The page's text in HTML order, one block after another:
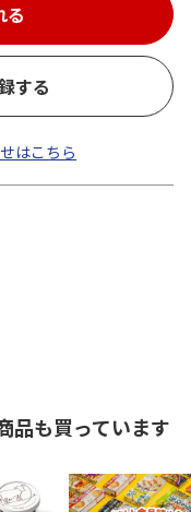
る
する
はこちら
品も買っています